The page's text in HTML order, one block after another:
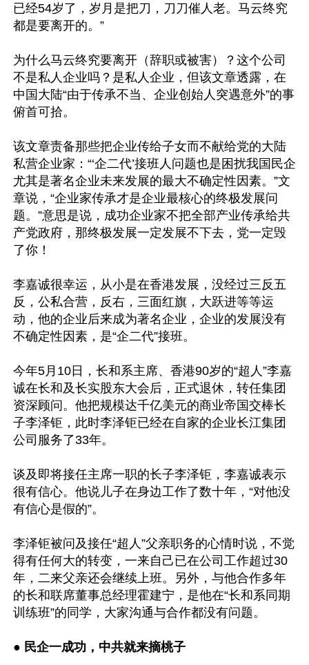
已经54岁了，岁月是把刀，刀刀催人老。马云终究
都是要离开的。”
为什么马云终究要离开（辞职或被害）？这个公司
不是私人企业吗？是私人企业，但该文章透露，在
中国大陆“由于传承不当、企业创始人突遇意外”的事
俯首可拾。
该文章责备那些把企业传给子女而不献给党的大陆
私营企业家：“‘企二代’接班人问题也是困扰我国民企
尤其是著名企业未来发展的最大不确定性因素。”文
章说，“企业家传承才是企业最核心的终极发展问
题。”意思是说，成功企业家不把全部产业传承给共
产党政府，那终极发展一定发展不下去，党一定毁
了你！
李嘉诚很幸运，从小是在香港发展，没经过三反五
反，公私合营，反右，三面红旗，大跃进等等运
动，他的企业后来成为著名企业，企业的发展没有
不确定性因素，是“企二代”接班。
今年5月10日，长和系主席、香港90岁的“超人”李嘉
诚在长和及长实股东大会后，正式退休，转任集团
资深顾问。他把规模达千亿美元的商业帝国交棒长
子李泽钜，此时李泽钜已经在自家的企业长江集团
公司服务了33年。
谈及即将接任主席一职的长子李泽钜，李嘉诚表示
很有信心。他说儿子在身边工作了数十年，“对他没
有信心是假的”。
李泽钜被问及接任“超人”父亲职务的心情时说，不觉
得有任何大的转变，一来自己已在公司工作超过30
年，二来父亲还会继续上班。另外，与他合作多年
的长和联席董事总经理霍建宁，是他在“长和系同期
训练班”的同学，大家沟通与合作都没有问题。
● 民企一成功，中共就来摘桃子